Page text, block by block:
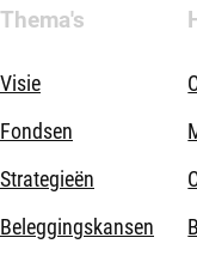
Thema's
Visie
Fondsen
Strategieën
Beleggingskansen